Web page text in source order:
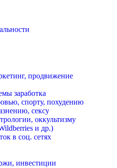
продвижение
заработка
спорту, похудению
сексу
оккультизму
и др.)
в соц. сетях
инвестиции